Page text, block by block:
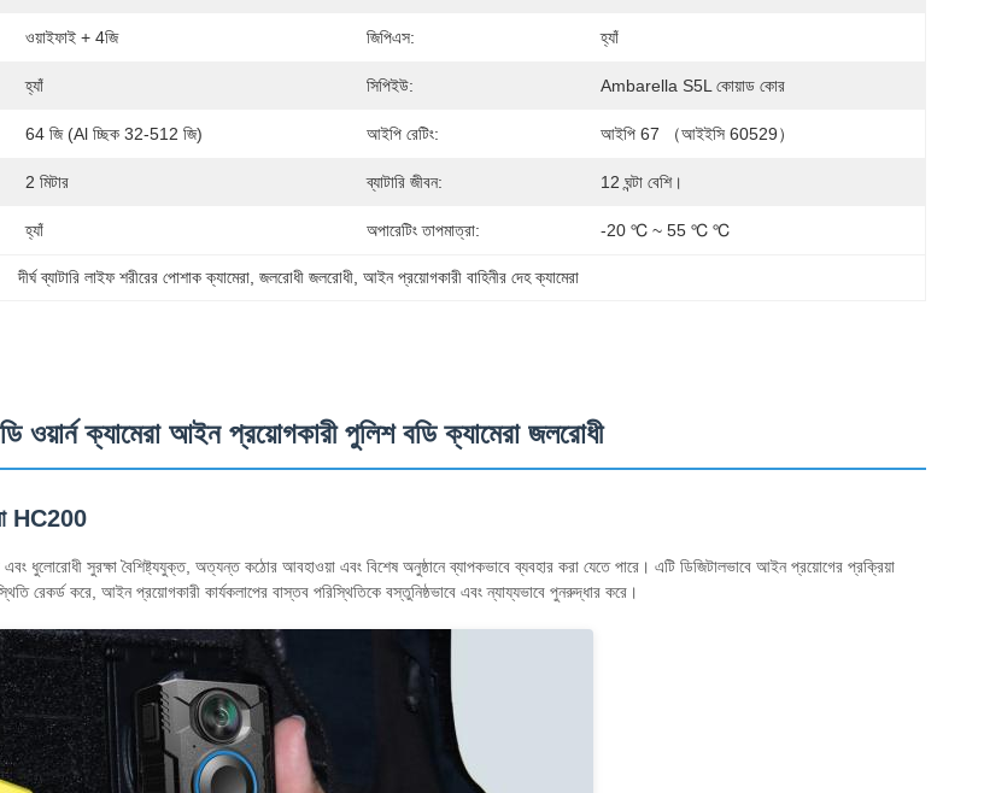
ওয়াইফাই + 4জি জিপিএস: হ্যাঁ
হ্যাঁ সিপিইউ: Ambarella S5L কোয়াড কোর
64 জি (al চ্ছিক 32-512 জি) আইপি রেটিং: আইপি 67 （আইইসি 60529）
2 মিটার ব্যাটারি জীবন: 12 ঘন্টা বেশি।
হ্যাঁ অপারেটিং তাপমাত্রা: -20 ℃ ~ 55 ℃ ℃
দীর্ঘ ব্যাটারি লাইফ শরীরের পোশাক ক্যামেরা , জলরোধী জলরোধী , আইন প্রয়োগকারী বাহিনীর দেহ ক্যামেরা
ওয়ার্ন ক্যামেরা আইন প্রয়োগকারী পুলিশ বডি ক্যামেরা জলরোধী
HC200
ধুলোরোধী সুরক্ষা বৈশিষ্ট্যযুক্ত, অত্যন্ত কঠোর আবহাওয়া এবং বিশেষ অনুষ্ঠানে ব্যাপকভাবে ব্যবহার করা যেতে পারে। এটি ডিজিটালভাবে আইন প্রয়োগের প্রক্রিয়া
রেকর্ড করে, আইন প্রয়োগকারী কার্যকলাপের বাস্তব পরিস্থিতিকে বস্তুনিষ্ঠভাবে এবং ন্যায্যভাবে পুনরুদ্ধার করে।